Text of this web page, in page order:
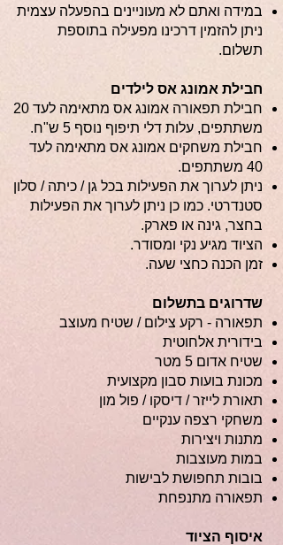
במידה ואתם לא מעוניינים בהפעלה עצמית
ניתן להזמין דרכינו מפעילה בתוספת
תשלום.
חבילת אמונג אס לילדים
חבילת תפאורה אמונג אס מתאימה לעד 20
משתתפים, עלות דלי תיפוף נוסף 5 ש"ח.
חבילת משחקים אמונג אס מתאימה לעד
40 משתתפים.
ניתן לערוך את הפעילות בכל גן / כיתה / סלון
סטנדרטי. כמו כן ניתן לערוך את הפעילות
בחצר, גינה או פארק.
הציוד מגיע נקי ומסודר.
זמן הכנה כחצי שעה.
שדרוגים בתשלום
תפאורה - רקע צילום / שטיח מעוצב
בידורית אלחוטית
שטיח אדום 5 מטר
מכונת בועות סבון מקצועית
תאורת לייזר / דיסקו / פול מון
משחקי רצפה ענקיים
מתנות ויצירות
במות מעוצבות
בובות תחפושת לבישות
תפאורה מתנפחת
איסוף הציוד